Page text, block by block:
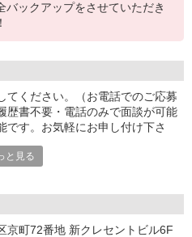
ックアップをさせていただき
てください。（お電話でのご応募
歴書不要・電話のみで面談が可能
です。お気軽にお申し付け下さ
と見る
京町72番地 新クレセントビル6F